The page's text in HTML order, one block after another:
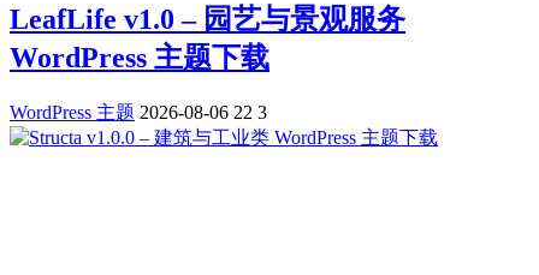
LeafLife v1.0 – 园艺与景观服务
WordPress 主题下载
WordPress 主题 2026-08-06 22 3